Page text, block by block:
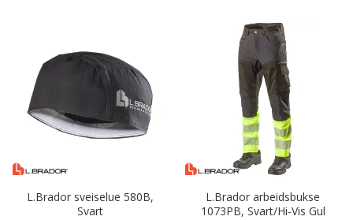
L.Brador sveiselue 580B,
Svart
L.Brador arbeidsbukse
1073PB, Svart/Hi-Vis Gul